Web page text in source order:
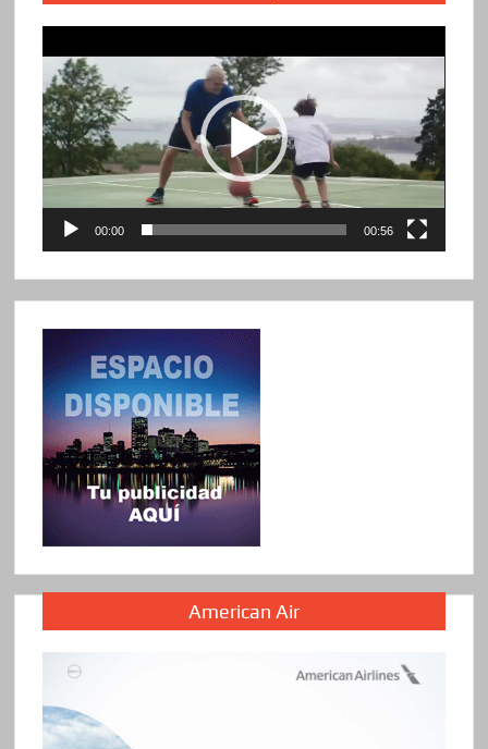
de
vídeo
00:00 00:56
American Air